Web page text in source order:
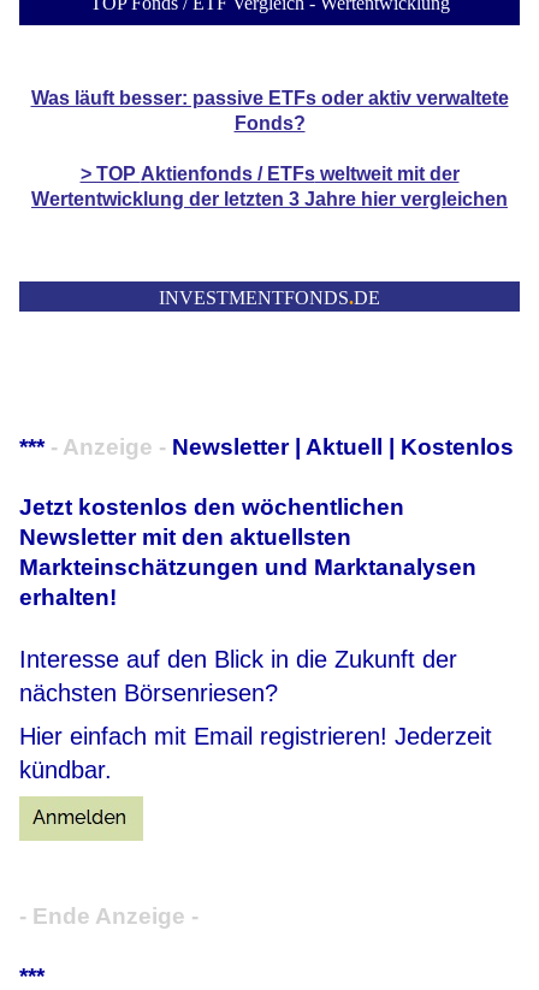
Was läuft besser: passive ETFs oder aktiv verwaltete
Fonds?
> TOP Aktienfonds / ETFsweltweit mit der
Wertentwicklung der letzten 3 Jahre hier vergleichen
INVESTMENTFONDS.DE
*** - Anzeige - Newsletter | Aktuell | Kostenlos
Jetzt kostenlos den wöchentlichen
Newsletter mit den aktuellsten
Markteinschätzungen und Marktanalysen
erhalten!
Interesse auf den Blick in die Zukunft der
nächsten Börsenriesen?
Hier einfach mit Email registrieren! Jederzeit
kündbar.
- Ende Anzeige -
***